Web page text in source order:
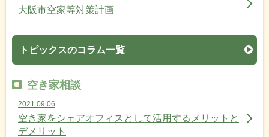
大阪市空家等対策計画
トピックスのコラム一覧
空き家相談
2021.09.06
空き家をシェアオフィスとして活用するメリットと
デメリット